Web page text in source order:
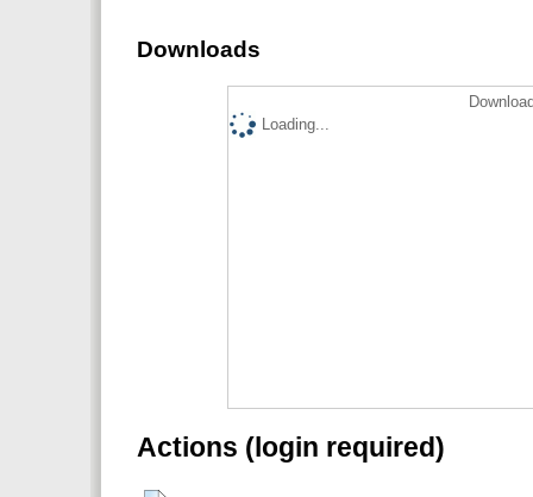
Downloads
Loading...
Actions (login required)